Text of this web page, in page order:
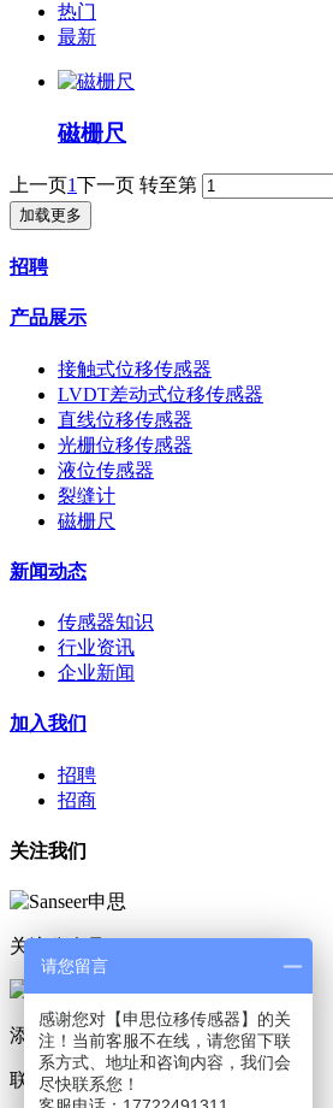
热门
最新
磁栅尺
上一页1下一页 转至第
加载更多
招聘
产品展示
接触式位移传感器
LVDT差动式位移传感器
直线位移传感器
光栅位移传感器
液位传感器
裂缝计
磁栅尺
新闻动态
传感器知识
行业资讯
企业新闻
加入我们
招聘
招商
关注我们
关注公众号
添加小程序
联系我们
请您留言
感谢您对【申思位移传感器】的关
注！当前客服不在线，请您留下联
系方式、地址和咨询内容，我们会
尽快联系您！